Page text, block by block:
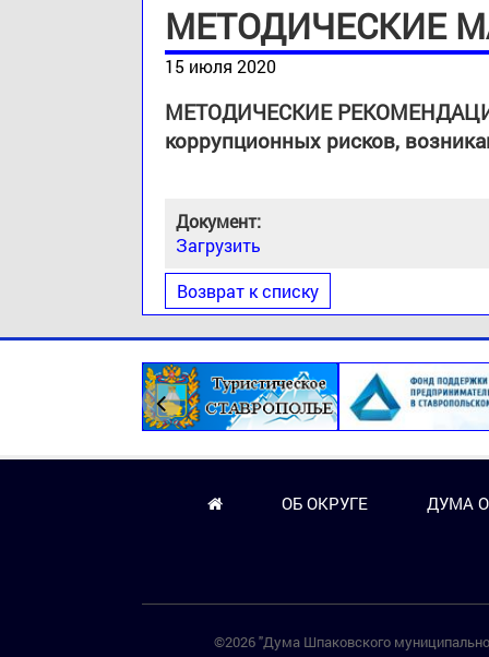
МЕТОДИЧЕСКИЕ
15 июля 2020
МЕТОДИЧЕСКИЕ
коррупционных рисков,
Документ:
Загрузить
Возврат к списку
ОБ ОКРУГЕ ДУМА
©2026 "Дума Шпаковского